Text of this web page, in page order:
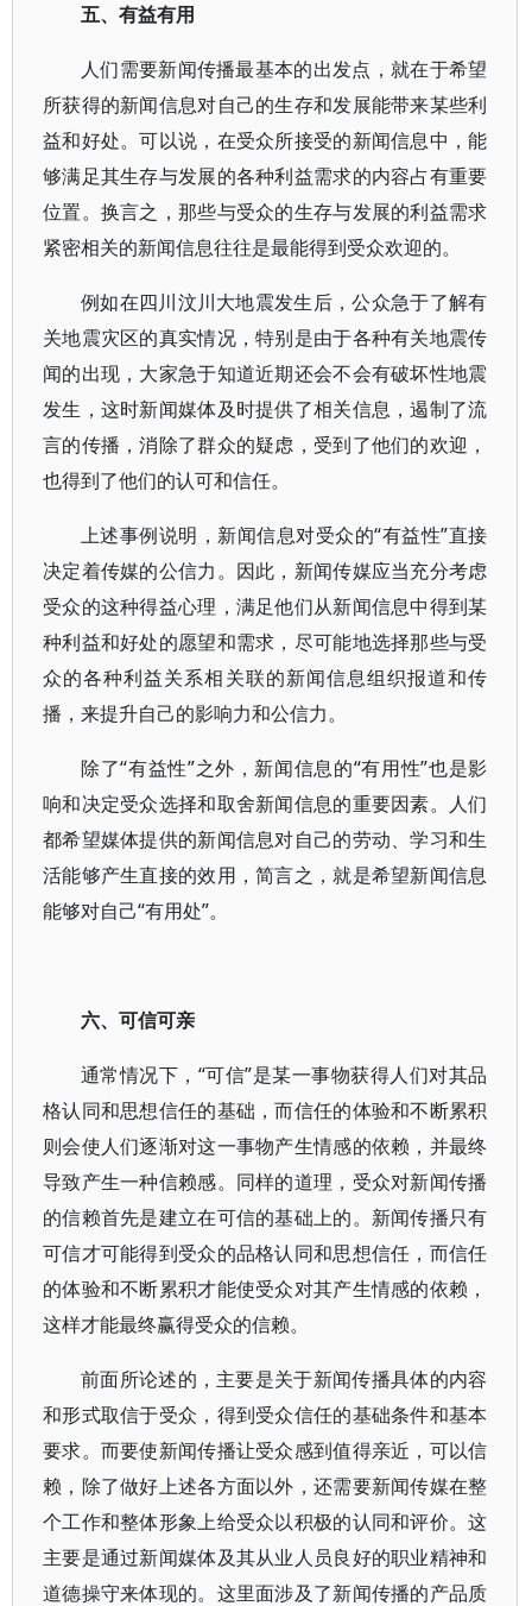
五、有益有用
人们需要新闻传播最基本的出发点，就在于希望
所获得的新闻信息对自己的生存和发展能带来某些利
益和好处。可以说，在受众所接受的新闻信息中，能
够满足其生存与发展的各种利益需求的内容占有重要
位置。换言之，那些与受众的生存与发展的利益需求
紧密相关的新闻信息往往是最能得到受众欢迎的。
例如在四川汶川大地震发生后，公众急于了解有
关地震灾区的真实情况，特别是由于各种有关地震传
闻的出现，大家急于知道近期还会不会有破坏性地震
发生，这时新闻媒体及时提供了相关信息，遏制了流
言的传播，消除了群众的疑虑，受到了他们的欢迎，
也得到了他们的认可和信任。
上述事例说明，新闻信息对受众的“有益性”直接
决定着传媒的公信力。因此，新闻传媒应当充分考虑
受众的这种得益心理，满足他们从新闻信息中得到某
种利益和好处的愿望和需求，尽可能地选择那些与受
众的各种利益关系相关联的新闻信息组织报道和传
播，来提升自己的影响力和公信力。
除了“有益性”之外，新闻信息的“有用性”也是影
响和决定受众选择和取舍新闻信息的重要因素。人们
都希望媒体提供的新闻信息对自己的劳动、学习和生
活能够产生直接的效用，简言之，就是希望新闻信息
能够对自己“有用处”。
六、可信可亲
通常情况下，“可信”是某一事物获得人们对其品
格认同和思想信任的基础，而信任的体验和不断累积
则会使人们逐渐对这一事物产生情感的依赖，并最终
导致产生一种信赖感。同样的道理，受众对新闻传播
的信赖首先是建立在可信的基础上的。新闻传播只有
可信才可能得到受众的品格认同和思想信任，而信任
的体验和不断累积才能使受众对其产生情感的依赖，
这样才能最终赢得受众的信赖。
前面所论述的，主要是关于新闻传播具体的内容
和形式取信于受众，得到受众信任的基础条件和基本
要求。而要使新闻传播让受众感到值得亲近，可以信
赖，除了做好上述各方面以外，还需要新闻传媒在整
个工作和整体形象上给受众以积极的认同和评价。这
主要是通过新闻媒体及其从业人员良好的职业精神和
道德操守来体现的。这里面涉及了新闻传播的产品质